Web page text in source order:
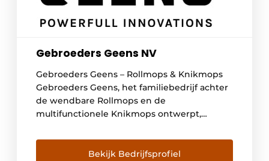
Gebroeders Geens NV
Gebroeders Geens – Rollmops & Knikmops
Gebroeders Geens, het familiebedrijf achter
de wendbare Rollmops en de
multifunctionele Knikmops ontwerpt,
jaar machines en hun aanbouwdelen.
Rollmops en Knikmops worden gemaakt als
Bekijk Bedrijfsprofiel